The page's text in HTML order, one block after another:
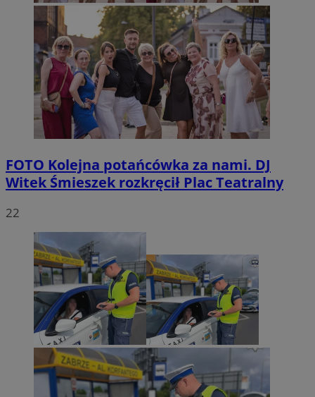
FOTO Kolejna potańcówka za nami. DJ
Witek Śmieszek rozkręcił Plac Teatralny
22